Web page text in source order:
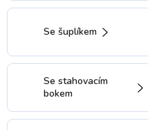
Se šuplíkem
Se stahovacím
bokem